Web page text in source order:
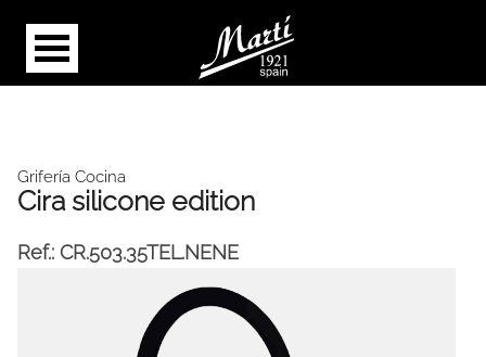
Grifería Cocina
Cira silicone edition
Ref.: CR.503.35TEL.NENE